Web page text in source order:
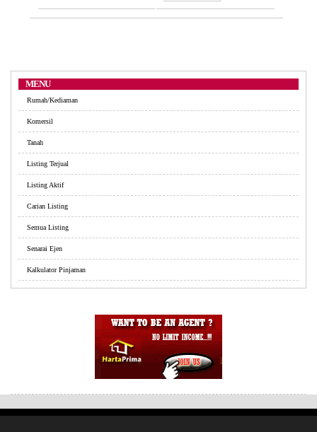
MENU
Rumah/Kediaman
Komersil
Tanah
Listing Terjual
Listing Aktif
Carian Listing
Semua Listing
Senarai Ejen
Kalkulator Pinjaman